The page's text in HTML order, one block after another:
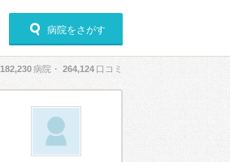
病院をさがす
182,230病院・ 264,124 口コミ